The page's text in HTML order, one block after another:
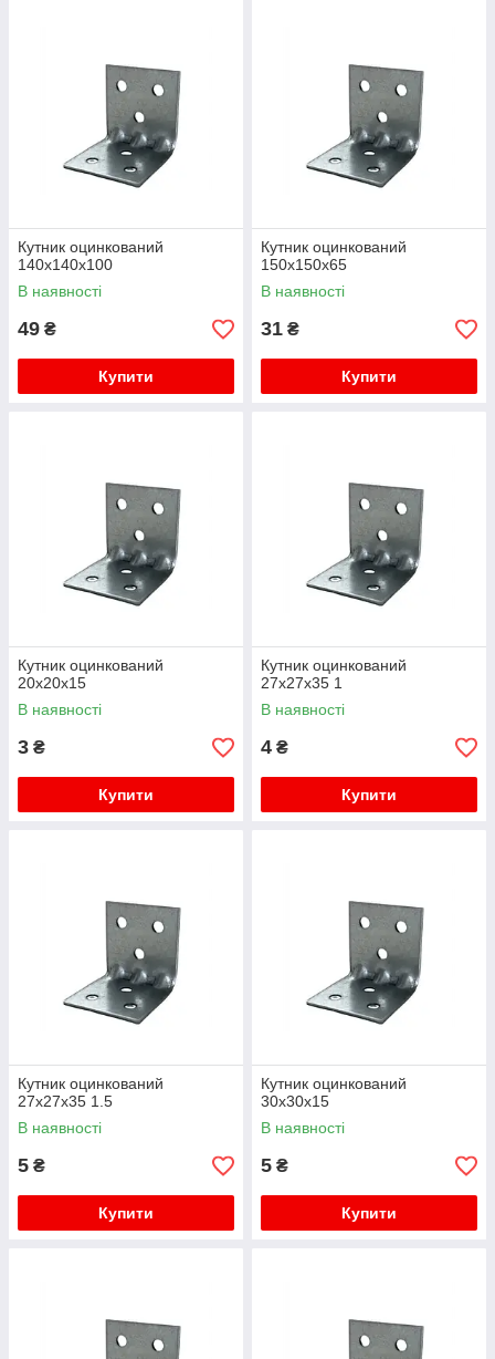
Кутник оцинкований
140х140х100
В наявності
49 ₴
Купити
Кутник оцинкований
150х150х65
В наявності
31 ₴
Купити
Кутник оцинкований
20х20х15
В наявності
3 ₴
Купити
Кутник оцинкований
27х27х35 1
В наявності
4 ₴
Купити
Кутник оцинкований
27х27х35 1.5
В наявності
5 ₴
Купити
Кутник оцинкований
30х30х15
В наявності
5 ₴
Купити